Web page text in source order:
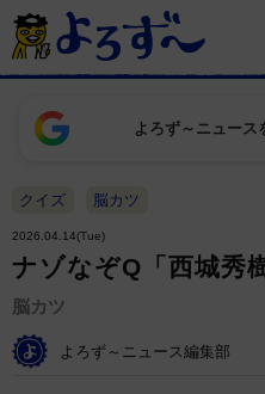
よろず～ニュー
クイズ 脳カツ
2026.04.14(Tue)
ナゾなぞQ「西城秀
脳カツ
よろず～ニュース編集部